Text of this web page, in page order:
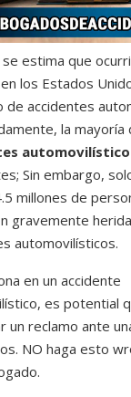
se estima que
los Estados
de accidentes
la mayoría
Sin embargo,
millones de
gravemente
automovilísticos.
en un accidente
es potential
un reclamo ante
NO haga esto